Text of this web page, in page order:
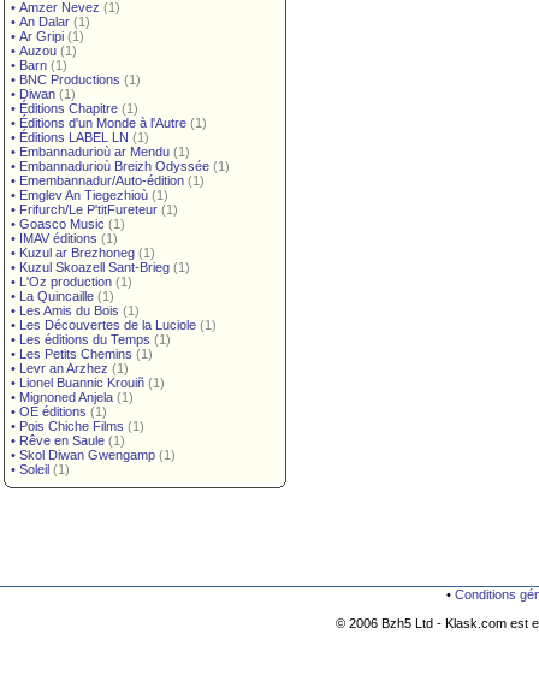
• Amzer Nevez (1)
• An Dalar (1)
• Ar Gripi (1)
• Auzou (1)
• Barn (1)
• BNC Productions (1)
• Diwan (1)
• Éditions Chapitre (1)
• Éditions d'un Monde à l'Autre (1)
• Éditions LABEL LN (1)
• Embannadurioù ar Mendu (1)
• Embannadurioù Breizh Odyssée (1)
• Emembannadur/Auto-édition (1)
• Emglev An Tiegezhioù (1)
• Frifurch/Le P'titFureteur (1)
• Goasco Music (1)
• IMAV éditions (1)
• Kuzul ar Brezhoneg (1)
• Kuzul Skoazell Sant-Brieg (1)
• L'Oz production (1)
• La Quincaille (1)
• Les Amis du Bois (1)
• Les Découvertes de la Luciole (1)
• Les éditions du Temps (1)
• Les Petits Chemins (1)
• Levr an Arzhez (1)
• Lionel Buannic Krouiñ (1)
• Mignoned Anjela (1)
• OE éditions (1)
• Pois Chiche Films (1)
• Rêve en Saule (1)
• Skol Diwan Gwengamp (1)
• Soleil (1)
• Conditions
© 2006 Bzh5 Ltd - Klask.com est